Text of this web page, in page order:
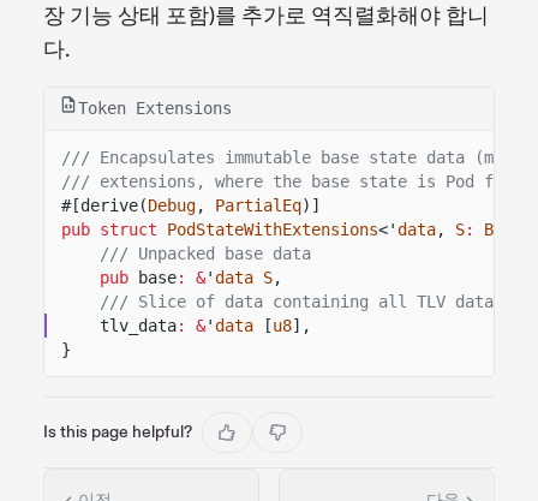
장 기능 상태 포함)를 추가로 역직렬화해야 합니
다.
Token Extensions
/// Encapsulates immutable base state data (mint
/// extensions, where the base state is Pod for
#[derive(Debug, PartialEq)]
pub struct
PodStateWithExtensions<'data, S:
/// Unpacked base data
pub
base: &'data S,
/// Slice of data containing all TLV data,
tlv_data: &'data [u8],
}
Is this page helpful?